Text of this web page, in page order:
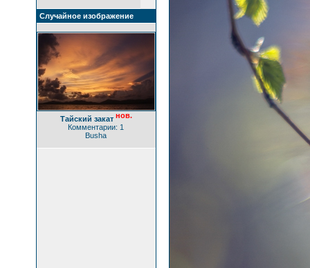
Случайное изображение
Тайский закат нов.
Комментарии: 1
Busha